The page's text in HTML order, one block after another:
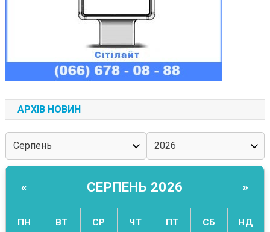
АРХІВ НОВИН
« СЕРПЕНЬ 2026 »
ПН ВТ СР ЧТ ПТ СБ НД